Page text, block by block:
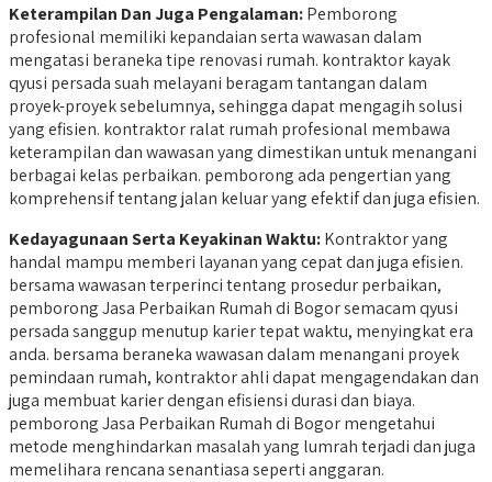
Keterampilan Dan Juga Pengalaman:Pemborong
profesional memiliki kepandaian serta wawasan dalam
mengatasi beraneka tipe renovasi rumah. kontraktor kayak
qyusi persada suah melayani beragam tantangan dalam
proyek-proyek sebelumnya, sehingga dapat mengagih solusi
yang efisien. kontraktor ralat rumah profesional membawa
keterampilan dan wawasan yang dimestikan untuk menangani
berbagai kelas perbaikan. pemborong ada pengertian yang
komprehensif tentang jalan keluar yang efektif dan juga efisien.
Kedayagunaan Serta Keyakinan Waktu:Kontraktor yang
handal mampu memberi layanan yang cepat dan juga efisien.
bersama wawasan terperinci tentang prosedur perbaikan,
pemborong Jasa Perbaikan Rumah di Bogor semacam qyusi
persada sanggup menutup karier tepat waktu, menyingkat era
anda. bersama beraneka wawasan dalam menangani proyek
pemindaan rumah, kontraktor ahli dapat mengagendakan dan
juga membuat karier dengan efisiensi durasi dan biaya.
pemborong Jasa Perbaikan Rumah di Bogor mengetahui
metode menghindarkan masalah yang lumrah terjadi dan juga
memelihara rencana senantiasa seperti anggaran.